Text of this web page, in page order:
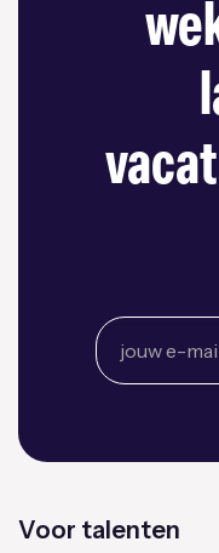
Voor talenten